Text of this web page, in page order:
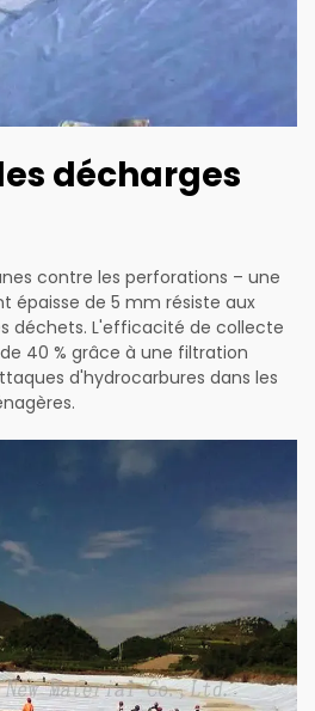
décharges
contre les perforations – une
épaisse de 5 mm résiste aux
déchets. L'efficacité de collecte
40 % grâce à une filtration
d'hydrocarbures dans les